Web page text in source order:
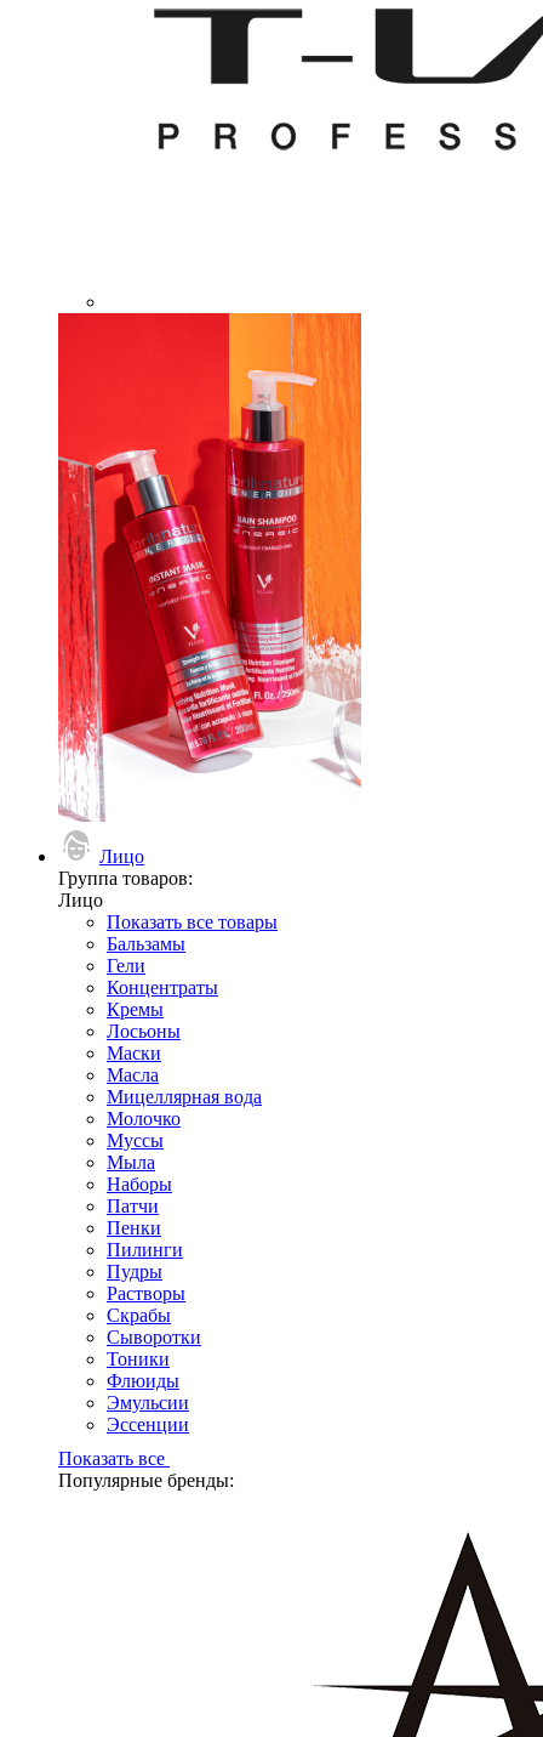
Лицо
Группа товаров:
Лицо
Показать все товары
Бальзамы
Гели
Концентраты
Кремы
Лосьоны
Маски
Масла
Мицеллярная вода
Молочко
Муссы
Мыла
Наборы
Патчи
Пенки
Пилинги
Пудры
Растворы
Скрабы
Сыворотки
Тоники
Флюиды
Эмульсии
Эссенции
Показать все
Популярные бренды: